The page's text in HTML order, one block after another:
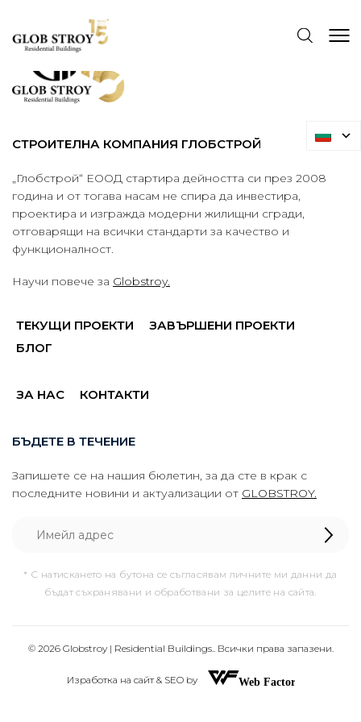
СТРОИТЕЛНА КОМПАНИЯ ГЛОБСТРОЙ
„Глобстрой“ ЕООД стартира дейността си през 2008
година и от тогава насам не спира да инвестира,
проектира и изгражда модерни жилищни сгради,
отговарящи на всички стандарти за качество и
функционалност.
Научи повече за Globstroy.
ТЕКУЩИ ПРОЕКТИ
ЗАВЪРШЕНИ ПРОЕКТИ
БЛОГ
ЗА НАС КОНТАКТИ
БЪДЕТЕ В ТЕЧЕНИЕ
Запишете се на нашия бюлетин, за да сте в крак с
последните новини и актуализации от GLOBSTROY.
* С натискането на бутона се съгласявам личните ми данни да
бъдат съхранявани и обработвани за целите на сайта.
© 2026 Globstroy | Residential Buildings.. Всички права запазени.
Изработка на сайт & SEO by